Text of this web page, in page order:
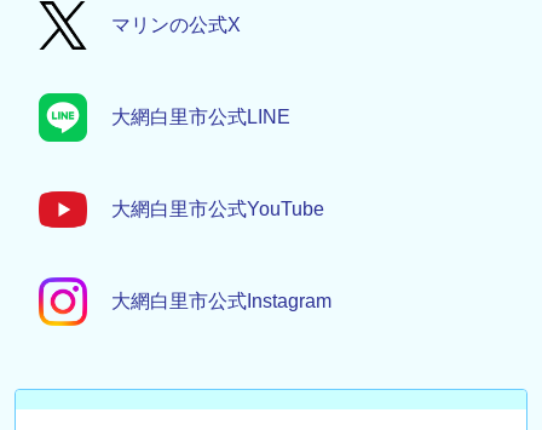
マリンの公式X
大網白里市公式LINE
大網白里市公式YouTube
大網白里市公式Instagram